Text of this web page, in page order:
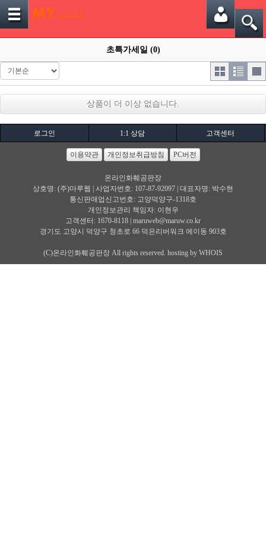
초특가세일 (0)
상품이 더 이상 없습니다.
로그인 1:1 상담 고객센터
이용약관 개인정보취급방침 PC버전
온라인화훼공판장
상호명: (주)마루웹 | 사업자번호: 107-87-92097 | 대표자명: 박수현
통신판매업신고번호: 고양덕양구-1318호
개인정보관리 책임자: 이현우
고객센터: 1670-8118 | maruweb@maruw.co.kr
경기도 고양시 덕양구 청초로 66 덕은리버워크 에이동 903호
(C)온라인화훼공판장 All rights reserved. hosting by WHOIS